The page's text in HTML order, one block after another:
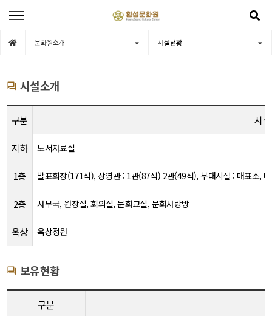
문화원소개 시설현황
시설소개
구분 시설
지하 도서자료실
1층 발표회장(171석), 상영관 : 1관(87석) 2관(49석), 부대시설 : 매표소,
2층 사무국, 원장실, 회의실, 문화교실, 문화사랑방
옥상 옥상정원
보유현황
구분